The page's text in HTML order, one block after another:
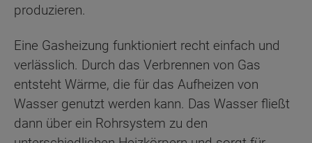
produzieren.
Eine Gasheizung funktioniert recht einfach und
verlässlich. Durch das Verbrennen von Gas
entsteht Wärme, die für das Aufheizen von
Wasser genutzt werden kann. Das Wasser fließt
dann über ein Rohrsystem zu den